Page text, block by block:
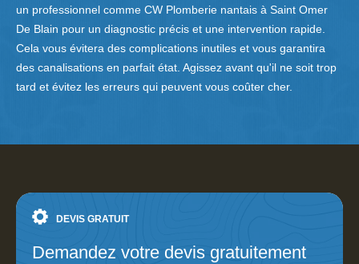
un professionnel comme CW Plomberie nantais à Saint Omer
De Blain pour un diagnostic précis et une intervention rapide.
Cela vous évitera des complications inutiles et vous garantira
des canalisations en parfait état. Agissez avant qu'il ne soit trop
tard et évitez les erreurs qui peuvent vous coûter cher.
DEVIS GRATUIT
Demandez votre devis gratuitement